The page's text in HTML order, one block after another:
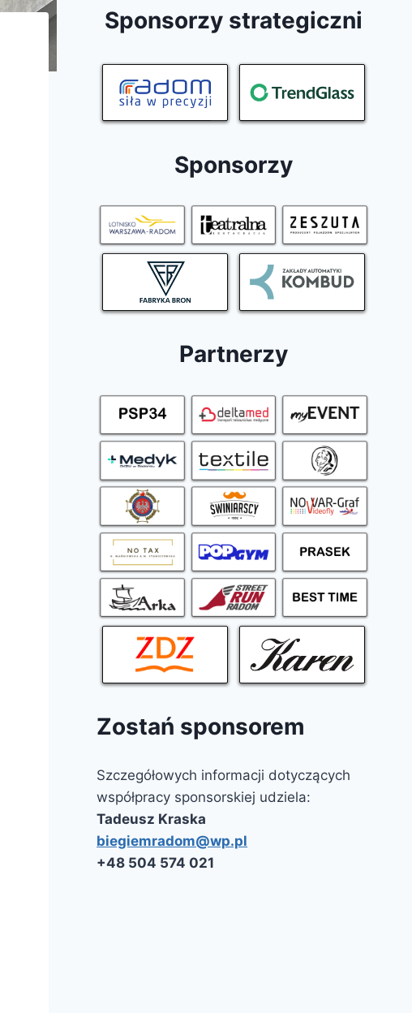
Sponsorzy strategiczni
Sponsorzy
Partnerzy
Zostań sponsorem
Szczegółowych informacji dotyczących
współpracy sponsorskiej udziela:
Tadeusz Kraska
biegiemradom@wp.pl
‭+48 504 574 021‬